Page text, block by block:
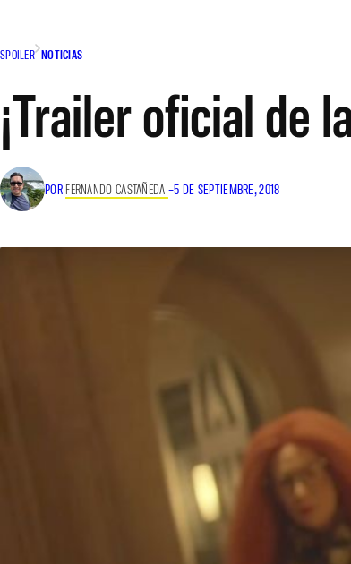
SPOILER NOTICIAS
¡Trailer oficial de
POR FERNANDO CASTAÑEDA –5 DE SEPTIEMBRE, 2018